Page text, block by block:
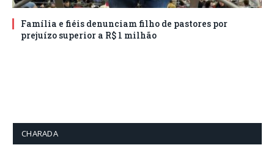
Família e fiéis denunciam filho de pastores por
prejuízo superior a R$ 1 milhão
CHARADA